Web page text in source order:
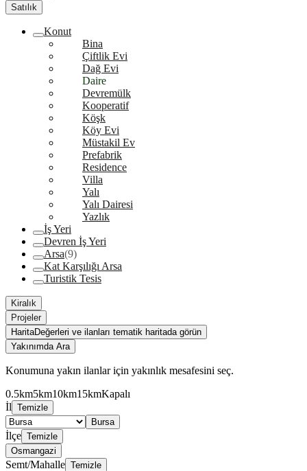
Satılık
Konut
Bina
Çiftlik Evi
Dağ Evi
Daire
Devremülk
Kooperatif
Köşk
Köy Evi
Müstakil Ev
Prefabrik
Residence
Villa
Yalı
Yalı Dairesi
Yazlık
İş Yeri
Devren İş Yeri
Arsa(9)
Kat Karşılığı Arsa
Turistik Tesis
Kiralık
Projeler
HaritaDeğerleri ve ilanları tematik haritada görün
Yakınımda Ara
Konumuna yakın ilanlar için yakınlık mesafesini seç.
0.5km5km10km15kmKapalı
İl Temizle
Bursa
İlçe Temizle
Osmangazi
Semt/Mahalle Temizle